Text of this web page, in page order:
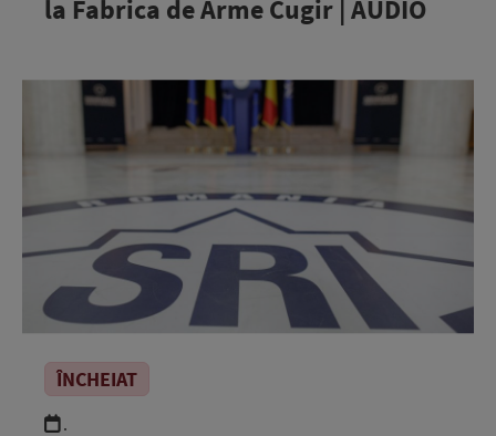
la Fabrica de Arme Cugir | AUDIO
ÎNCHEIAT
.